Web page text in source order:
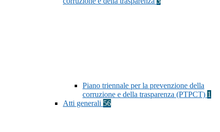
Piano triennale per la prevenzione della
corruzione e della trasparenza (PTPCT) 1
Atti generali 56